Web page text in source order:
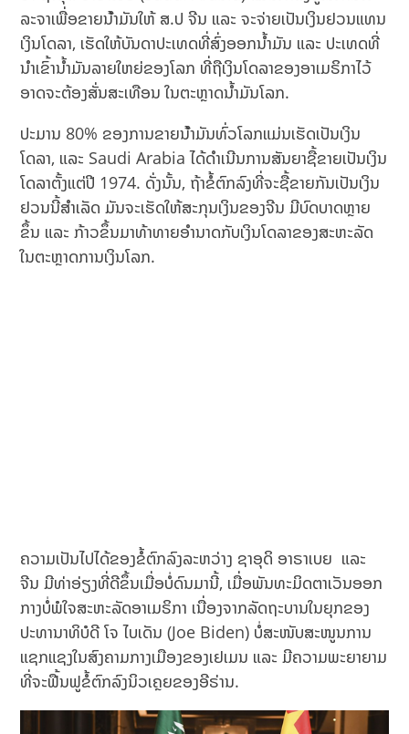
ລະ​ຈາ​ເພື່ອ​ຂາຍ​ນ​້​ໍາ​ມັນ​ໃຫ້ ສ.ປ ​ຈີນ ​ແລະ ​ຈະ​ຈ່າຍເປັນ​ເງິນ​ຢວນ​ແທນ​
ເງິນ​ໂດ​ລາ, ເຮັດໃຫ້ບັນດາປະເທດທີ່ສົ່ງອອກນ້ຳມັນ ແລະ ປະເທດທີ່
ນຳເຂົ້ານ້ຳມັນລາຍໃຫຍ່ຂອງໂລກ ທີ່ຖືເງິນໂດລາຂອງອາເມຣິກາໄວ້
ອາດຈະຕ້ອງສັ່ນສະເທືອນ ໃນຕະຫຼາດນ້ຳມັນໂລກ.
ປະມານ 80% ຂອງການຂາຍນ້ໍາມັນທົ່ວໂລກແມ່ນເຮັດເປັນເງິນ
ໂດລາ, ແລະ Saudi Arabia ໄດ້ດໍາເນີນການສັນຍາຊື້ຂາຍເປັນເງິນ
ໂດລາຕັ້ງແຕ່ປີ 1974. ດັ່ງນັ້ນ, ຖ້າຂໍ້ຕົກລົງທີ່ຈະຊື້ຂາຍກັນເປັນເງິນ
ຢວນນີ້ສຳເລັດ ມັນຈະເຮັດໃຫ້ສະກຸນເງິນຂອງຈີນ ມີບົດບາດຫຼາຍ
ຂຶ້ນ ແລະ ກ້າວຂຶ້ນມາທ້າທາຍອຳນາດກັບເງິນໂດລາຂອງສະຫະລັດ
ໃນຕະຫຼາດການເງິນໂລກ.
ຄວາມເປັນໄປໄດ້ຂອງຂໍ້ຕົກລົງລະຫວ່າງ ຊາ​ອຸ​ດິ ອາ​ຣາ​ເບຍ ແລະ
ຈີນ ມີທ່າອ່ຽງທີ່ດີຂຶ້ນເມື່ອບໍ່ດົນມານີ້, ເມື່ອພັນທະມິດຕາເວັນອອກ
ກາງບໍ່ພໍໃຈສະຫະລັດອາເມຣິກາ ເນື່ອງຈາກລັດຖະບານໃນຍຸກຂອງ
ປະທານາທິບໍດີ ໂຈ ໄບເດັນ (Joe Biden) ບໍ່ສະໜັບສະໜູນການ
ແຊກແຊງໃນສົງຄາມກາງເມືອງຂອງເຢເມນ ແລະ ມີຄວາມພະຍາຍາມ
ທີ່ຈະຟື້ນຟູຂໍ້ຕົກລົງນິວເຄຼຍຂອງອີຣ່ານ.